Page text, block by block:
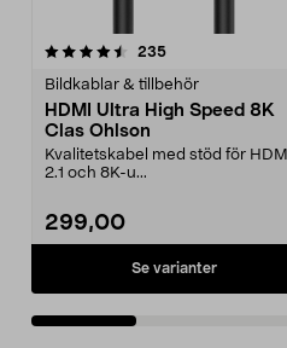
235recensioner
Bildkablar & tillbehör
HDMI Ultra High Speed 8K
Clas Ohlson
Kvalitetskabel med stöd för HDMI
2.1 och 8K-u...
299,00
Se varianter
4.5 av 5 stjärnor